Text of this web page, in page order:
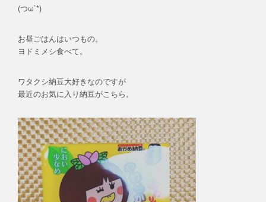
(つω`*)
お昼ごはんはいつもの。
ヨドミメシ食べて。
ワタクシ納豆大好きなのですが
最近のお気に入り納豆がこちら。